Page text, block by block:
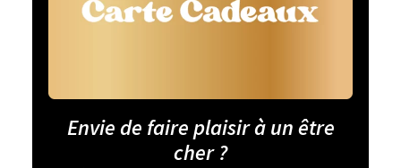
Envie de faire plaisir à un être
cher ?